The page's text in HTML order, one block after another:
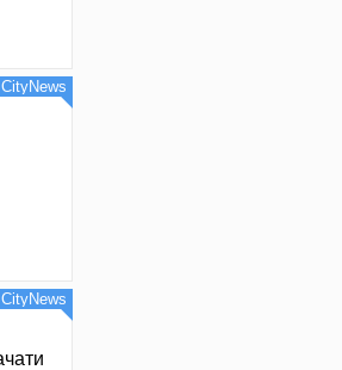
CityNews
CityNews